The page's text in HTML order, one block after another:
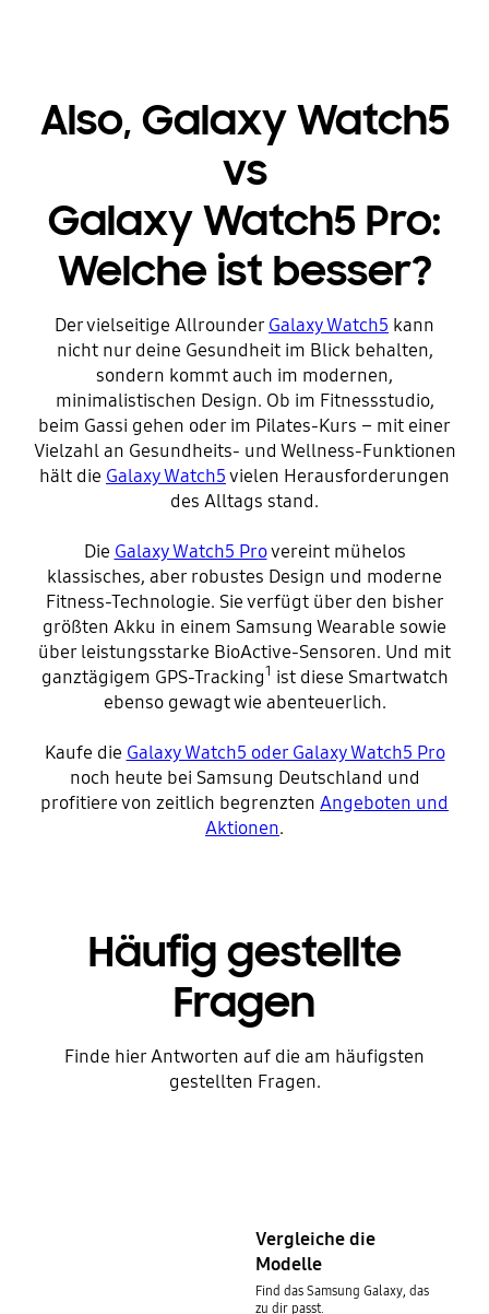
Also, Galaxy Watch5
vs
Galaxy Watch5 Pro:
Welche ist besser?
Der vielseitige Allrounder Galaxy Watch5 kann
nicht nur deine Gesundheit im Blick behalten,
sondern kommt auch im modernen,
minimalistischen Design. Ob im Fitnessstudio,
beim Gassi gehen oder im Pilates-Kurs – mit einer
Vielzahl an Gesundheits- und Wellness-Funktionen
hält die Galaxy Watch5vielen Herausforderungen
des Alltags stand.
Die Galaxy Watch5 Provereint mühelos
klassisches, aber robustes Design und moderne
Fitness-Technologie. Sie verfügt über den bisher
größten Akku in einem Samsung Wearable sowie
über leistungsstarke BioActive-Sensoren. Und mit
ganztägigem GPS-Tracking1 ist diese Smartwatch
ebenso gewagt wie abenteuerlich.
Kaufe die Galaxy Watch5 oder Galaxy Watch5 Pro
noch heute bei Samsung Deutschland und
profitiere von zeitlich begrenzten Angeboten und
Aktionen.
Häufig gestellte
Fragen
Finde hier Antworten auf die am häufigsten
gestellten Fragen.
Vergleiche die
Modelle
Find das Samsung Galaxy, das
zu dir passt.